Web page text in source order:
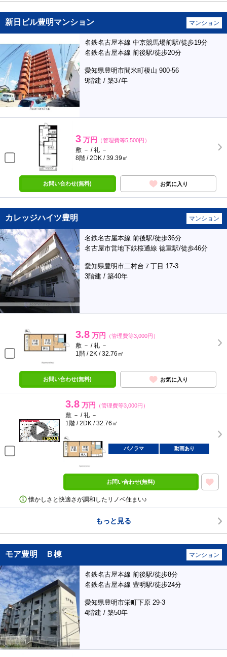
新日ビル豊明マンション マンション
名鉄名古屋本線 中京競馬場前駅/徒歩19分
名鉄名古屋本線 前後駅/徒歩20分
愛知県豊明市間米町榎山 900-56
9階建 / 築37年
3 万円 （管理費等5,500円）
敷 － / 礼 －
8階 / 2DK / 39.39㎡
お問い合わせ(無料) お気に入り
カレッジハイツ豊明 マンション
名鉄名古屋本線 前後駅/徒歩36分
名古屋市営地下鉄桜通線 徳重駅/徒歩46分
愛知県豊明市二村台７丁目 17-3
3階建 / 築40年
3.8 万円 （管理費等3,000円）
敷 － / 礼 －
1階 / 2K / 32.76㎡
お問い合わせ(無料) お気に入り
3.8 万円 （管理費等3,000円）
敷 － / 礼 －
1階 / 2DK / 32.76㎡
パノラマ 動画あり
お問い合わせ(無料)
懐かしさと快適さが調和したリノベ住まい♪
もっと見る
モア豊明 Ｂ棟 マンション
名鉄名古屋本線 前後駅/徒歩8分
名鉄名古屋本線 豊明駅/徒歩24分
愛知県豊明市栄町下原 29-3
4階建 / 築50年